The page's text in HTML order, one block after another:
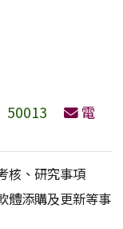
50013
電
核、研究事項
體添購及更新等事